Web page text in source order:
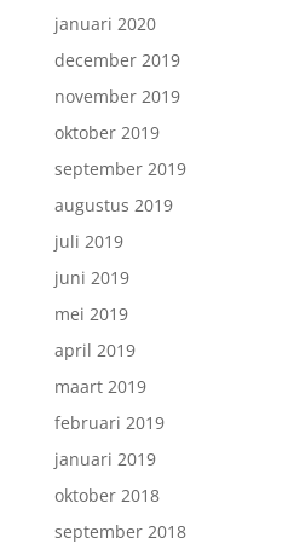
januari 2020
december 2019
november 2019
oktober 2019
september 2019
augustus 2019
juli 2019
juni 2019
mei 2019
april 2019
maart 2019
februari 2019
januari 2019
oktober 2018
september 2018